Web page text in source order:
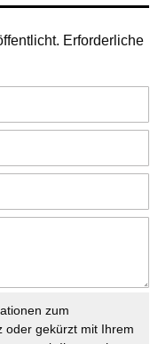
Erforderliche
zum
oder gekürzt mit Ihrem